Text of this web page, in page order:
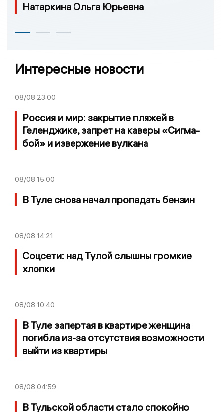
Натаркина Ольга Юрьевна
Интересные новости
08/08 23:00
Россия и мир: закрытие пляжей в
Геленджике, запрет на каверы «Сигма-
бой» и извержение вулкана
08/08 15:00
В Туле снова начал пропадать бензин
08/08 14:21
Соцсети: над Тулой слышны громкие
хлопки
08/08 10:40
В Туле запертая в квартире женщина
погибла из-за отсутствия возможности
выйти из квартиры
08/08 04:59
В Тульской области стало спокойно